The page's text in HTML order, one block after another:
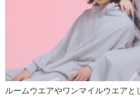
ルームウエアやワンマイルウエアと